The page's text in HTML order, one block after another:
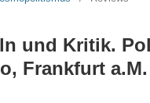
und Kritik.
Frankfurt a.M.